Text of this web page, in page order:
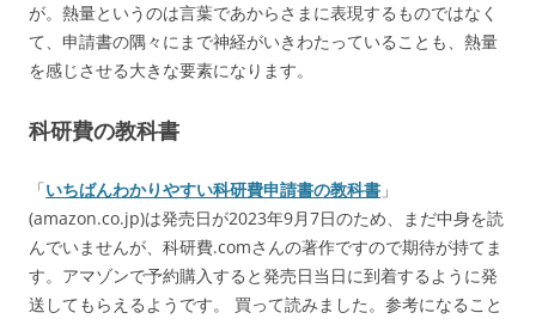
が。熱量というのは言葉であからさまに表現するものではなく
て、申請書の隅々にまで神経がいきわたっていることも、熱量
を感じさせる大きな要素になります。
科研費の教科書
「いちばんわかりやすい科研費申請書の教科書 」
(amazon.co.jp)は発売日が2023年9月7日のため、まだ中身を読
んでいませんが、科研費.comさんの著作ですので期待が持てま
す。アマゾンで予約購入すると発売日当日に到着するように発
送してもらえるようです。
買って読みました。参考になること